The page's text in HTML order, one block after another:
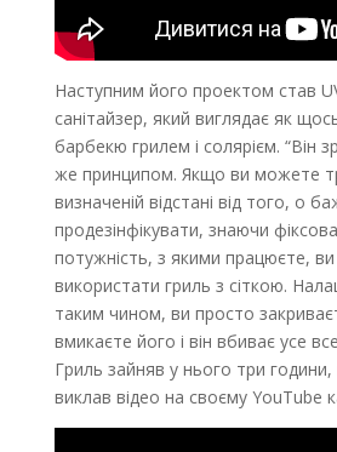
Наступним його проектом став
санітайзер, який виглядає як
барбекю грилем і солярієм. “Він
же принципом. Якщо ви можете
визначеній відстані від того, о
продезінфікувати, знаючи
потужність, з якими працюєте,
використати гриль з сіткою.
таким чином, ви просто
вмикаєте його і він вбиває усе
Гриль зайняв у нього три
виклав відео на своєму YouTube